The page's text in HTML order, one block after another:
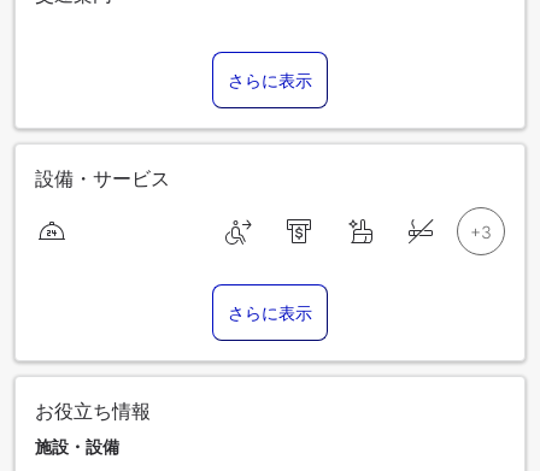
さらに表示
設備・サービス
さらに表示
お役立ち情報
施設・設備